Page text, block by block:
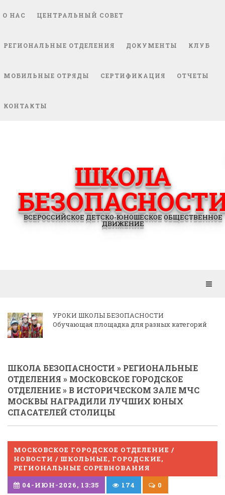
О НАС ЦЕНТРАЛЬНЫЙ СОВЕТ
РЕГИОНАЛЬНЫЕ ОТДЕЛЕНИЯ ДОКУМЕНТЫ КЛУБ
МОБИЛЬНЫЕ ОТРЯДЫ СЕРТИФИКАЦИЯ ОТЧЕТЫ
КОНТАКТЫ
ШКОЛА
ВСЕРОССИЙСКОЕ ДЕТСКО-ЮНОШЕСКОЕ ОБЩЕСТВЕННОЕ
ДВИЖЕНИЕ
КОРРЕСПОНДЕНЦИЯ РЕГИОНАЛЬНЫМ
ОТДЕЛЕНИЯМ
ШКОЛА БЕЗОПАСНОСТИ » РЕГИОНАЛЬНЫЕ
ОТДЕЛЕНИЯ » МОСКОВСКОЕ ГОРОДСКОЕ
ОТДЕЛЕНИЕ» В ИСТОРИЧЕСКОМ ЗАЛЕ МЧС
МОСКВЫ НАГРАДИЛИ ЛУЧШИХ ЮНЫХ
СПАСАТЕЛЕЙ СТОЛИЦЫ
МОСКОВСКОЕ ГОРОДСКОЕ ОТДЕЛЕНИЕ /
НОВОСТИ / ШКОЛЬНЫЕ, ГОРОДСКИЕ,
РЕГИОНАЛЬНЫЕ СОРЕВНОВАНИЯ
04-ИЮН-2026, 13:35
174 0